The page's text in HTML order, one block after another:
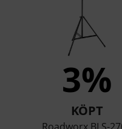
3%
KÖPT